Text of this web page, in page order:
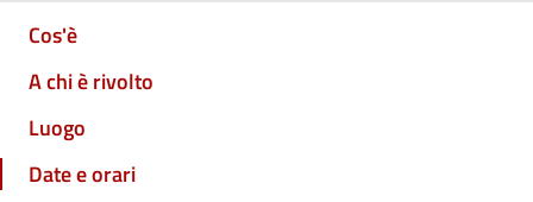
Cos'è
A chi è rivolto
Luogo
Date e orari